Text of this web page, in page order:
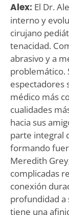
Alex: El Dr.
interno y
cirujano
tenacidad.
abrasivo y a
problemático.
espectadores
médico más
cualidades
hacia sus
parte integral
formando
Meredith
complicadas
conexión
profundidad a
tiene una